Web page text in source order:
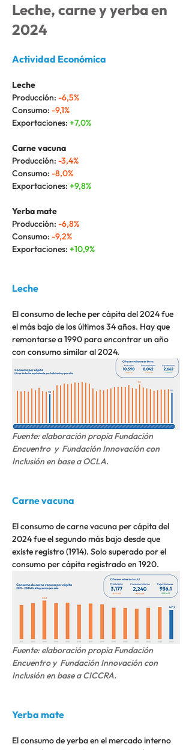
Leche, carne y yerba en
2024
Actividad Económica
Leche
Producción: -6,5%
Consumo: -9,1%
Exportaciones: +7,0%
Carne vacuna
Producción: -3,4%
Consumo: -8,0%
Exportaciones: +9,8%
Yerba mate
Producción: -6,8%
Consumo: -9,2%
Exportaciones: +10,9%
Leche
El consumo de leche per cápita del 2024 fue
el más bajo de los últimos 34 años. Hay que
remontarse a 1990 para encontrar un año
con consumo similar al 2024.
Fuente: elaboración propia Fundación
Encuentro y  Fundación Innovación con
Inclusión en base a OCLA.
Carne vacuna
El consumo de carne vacuna per cápita del
2024 fue el segundo más bajo desde que
existe registro (1914). Solo superado por el
consumo per cápita registrado en 1920.
Fuente: elaboración propia Fundación
Encuentro y  Fundación Innovación con
Inclusión en base a CICCRA.
Yerba mate
El consumo de yerba en el mercado interno